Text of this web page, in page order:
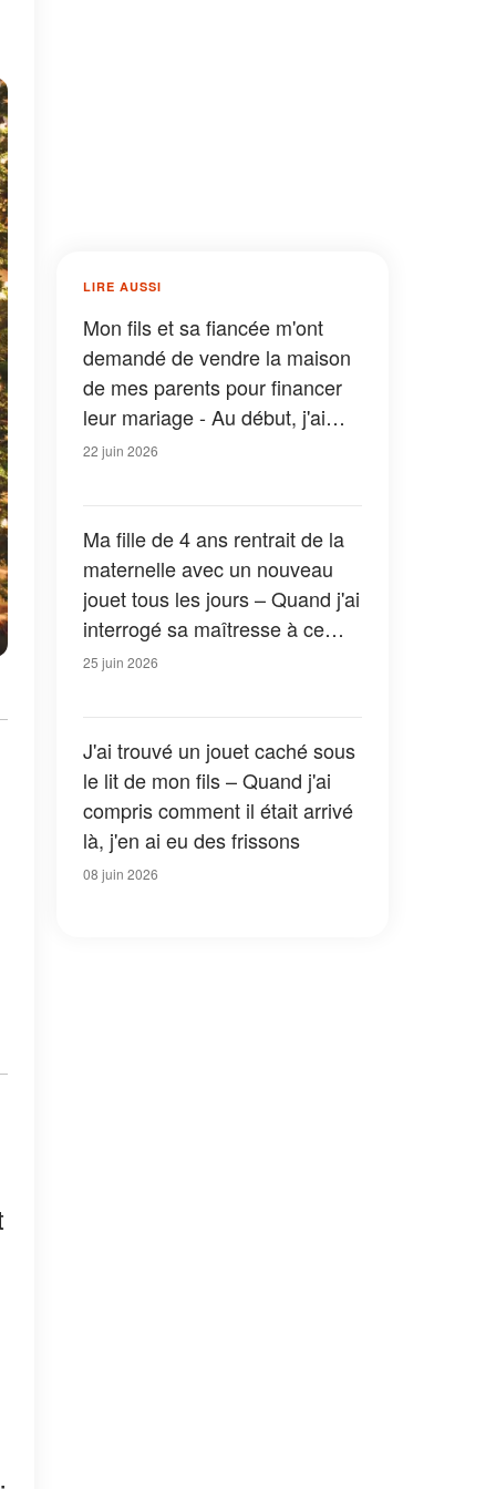
LIRE AUSSI
Mon fils et sa fiancée m'ont
demandé de vendre la maison
de mes parents pour financer
leur mariage - Au début, j'ai
refusé, mais j'ai fini par
22 juin 2026
Ma fille de 4 ans rentrait de la
maternelle avec un nouveau
jouet tous les jours – Quand j'ai
interrogé sa maîtresse à ce
sujet, je suis restée sans voix
25 juin 2026
J'ai trouvé un jouet caché sous
le lit de mon fils – Quand j'ai
compris comment il était arrivé
là, j'en ai eu des frissons
08 juin 2026